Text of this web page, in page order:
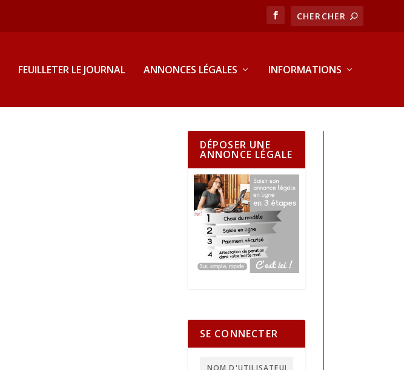
FEUILLETER LE JOURNAL ANNONCES LÉGALES INFORMATIONS
DÉPOSER UNE
ANNONCE LÉGALE
SE CONNECTER